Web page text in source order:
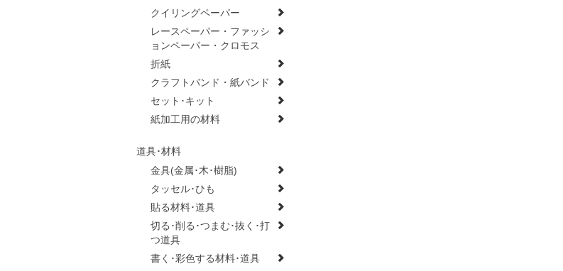
クイリングペーパー
レースペーパー・ファッシ
ョンペーパー・クロモス
折紙
クラフトバンド・紙バンド
セット･キット
紙加工用の材料
道具･材料
金具(金属･木･樹脂)
タッセル･ひも
貼る材料･道具
切る･削る･つまむ･抜く･打
つ道具
書く･彩色する材料･道具